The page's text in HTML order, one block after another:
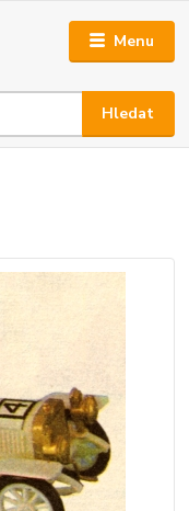
Menu
Hledat